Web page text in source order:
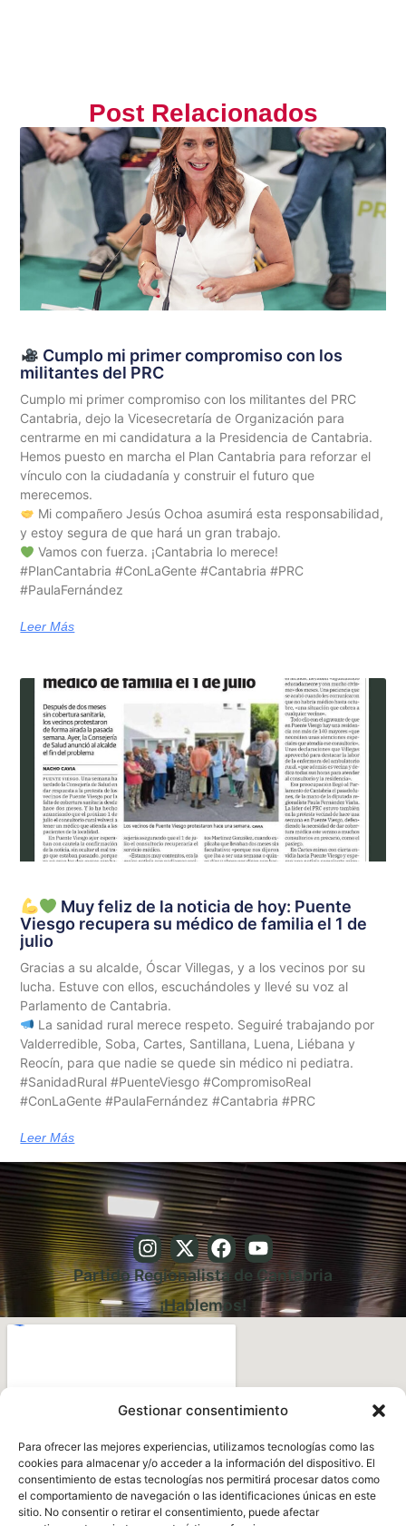
Gestionar consentimiento
Para ofrecer las mejores experiencias, utilizamos tecnologías como las
cookies para almacenar y/o acceder a la información del dispositivo. El
consentimiento de estas tecnologías nos permitirá procesar datos como
el comportamiento de navegación o las identificaciones únicas en este
sitio. No consentir o retirar el consentimiento, puede afectar
Post Relacionados
Cumplo mi primer compromiso con los
militantes del PRC
Cumplo mi primer compromiso con los militantes del PRC
Cantabria, dejo la Vicesecretaría de Organización para
centrarme en mi candidatura a la Presidencia de Cantabria.
Hemos puesto en marcha el Plan Cantabria para reforzar el
vínculo con la ciudadanía y construir el futuro que
merecemos.
Mi compañero Jesús Ochoa asumirá esta responsabilidad,
y estoy segura de que hará un gran trabajo.
Vamos con fuerza. ¡Cantabria lo merece!
#PlanCantabria #ConLaGente #Cantabria #PRC
#PaulaFernández
Leer Más
Muy feliz de la noticia de hoy: Puente
Viesgo recupera su médico de familia el 1 de
julio
Gracias a su alcalde, Óscar Villegas, y a los vecinos por su
lucha. Estuve con ellos, escuchándoles y llevé su voz al
Parlamento de Cantabria.
La sanidad rural merece respeto. Seguiré trabajando por
Valderredible, Soba, Cartes, Santillana, Luena, Liébana y
Reocín, para que nadie se quede sin médico ni pediatra.
#SanidadRural #PuenteViesgo #CompromisoReal
#ConLaGente #PaulaFernández #Cantabria #PRC
Leer Más
Partido Regionalista de Cantabria
¡Hablemos!